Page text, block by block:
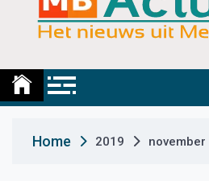
e
t
Medemblik
Home 2019 november